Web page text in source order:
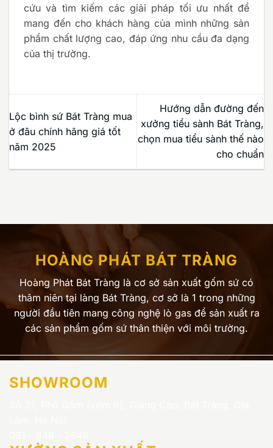
cứu và tìm kiếm các giải pháp tối ưu nhất để
mang đến cho khách hàng của mình những sản
phẩm chất lượng cao, đáp ứng nhu cầu đa dạng
của thị trường.
Lộc bình sứ Bát Tràng mua
ở đâu chính hãng giá tốt
năm 2025
Hướng dẫn đường đến
xưởng tiểu sành Bát Tràng,
chọn mua tiểu sành thế nào
cho chuẩn
HOÀNG PHÁT BÁT TRÀNG
Hoàng Phát Bát Tràng là cơ sở sản xuất gốm sứ có
thâm niên tại làng Bát Tràng, cơ sở là 1 trong những
người đầu tiên mang công nghệ lò gas để sản xuất ra
các sản phẩm gốm sứ thân thiện với môi trường.
SHOWROOM